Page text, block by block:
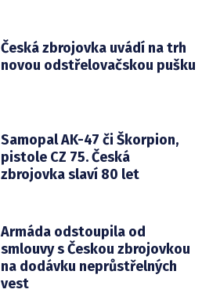
Česká zbrojovka uvádí na trh
novou odstřelovačskou pušku
Samopal AK-47 či Škorpion,
pistole CZ 75. Česká
zbrojovka slaví 80 let
Armáda odstoupila od
smlouvy s Českou zbrojovkou
na dodávku neprůstřelných
vest